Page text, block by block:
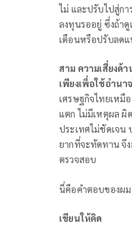
ไม่ และปรับไปสู่ก
ลงทุนรออยู่ ซึ่งถ้า
เตือนหรือปรับลดแ
สาม ความเสี่ยงด้
เพียงเพื่อใช้อำนา
เศรษฐกิจไทยเหมื
แตก ไม่มีเหตุผล ผิ
ประเทศไม่ชัดเจน
ยากที่จะทัดทาน จึ
ตรวจสอบ
นี่คือคําตอบของผม
เขียนให้คิด